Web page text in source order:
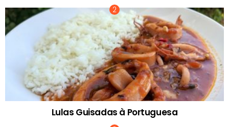
Lulas Guisadas à Portuguesa